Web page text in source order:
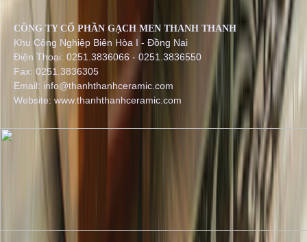
CÔNG TY CỔ PHẦN GẠCH MEN THANH THANH
Khu Công Nghiệp Biên Hòa I - Đồng Nai
Điện Thoại: 0251.3836066 - 0251.3836550
Fax: 0251.3836305
Email: info@thanhthanhceramic.com
Website: www.thanhthanhceramic.com